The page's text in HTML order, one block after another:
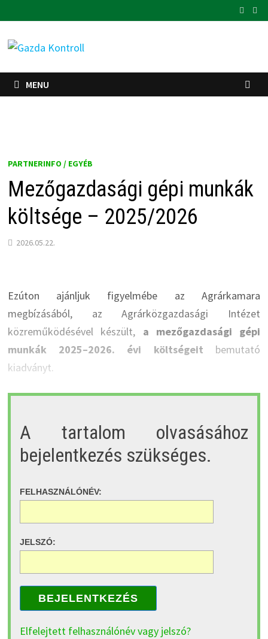
to
content
MENU
PARTNERINFO / EGYÉB
Mezőgazdasági gépi munkák
költsége – 2025/2026
2026.05.22.
Ezúton ajánljuk figyelmébe az Agrárkamara
megbízásából, az Agrárközgazdasági Intézet
közreműködésével készült, a mezőgazdasági gépi
munkák 2025–2026. évi költségeit bemutató
kiadványt.
A tartalom olvasásához
bejelentkezés szükséges.
FELHASZNÁLÓNÉV:
JELSZÓ:
BEJELENTKEZÉS
Elfelejtett felhasználónév vagy jelszó?